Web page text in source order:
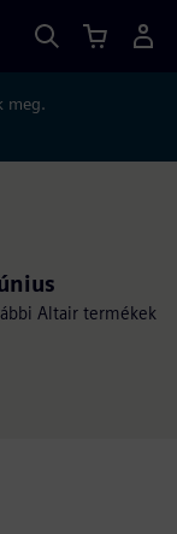
meg.
Altair termékek